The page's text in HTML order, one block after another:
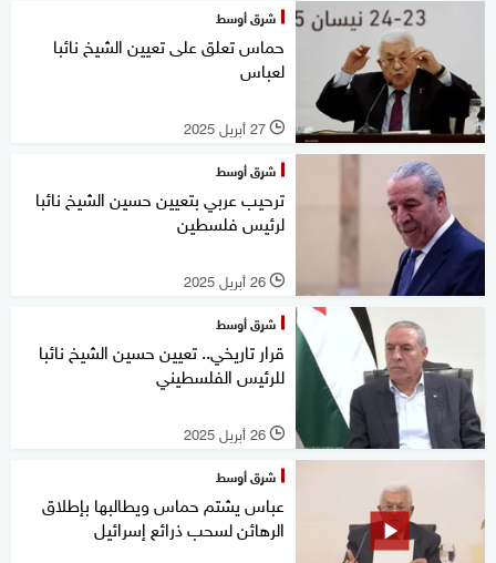
شرق أوسط
حماس تعلق على تعيين الشيخ نائبا
لعباس
l 27 أبريل 2025
شرق أوسط
ترحيب عربي بتعيين حسين الشيخ نائبا
لرئيس فلسطين
l 26 أبريل 2025
شرق أوسط
قرار تاريخي.. تعيين حسين الشيخ نائبا
للرئيس الفلسطيني
l 26 أبريل 2025
شرق أوسط
عباس يشتم حماس ويطالبها بإطلاق
الرهائن لسحب ذرائع إسرائيل